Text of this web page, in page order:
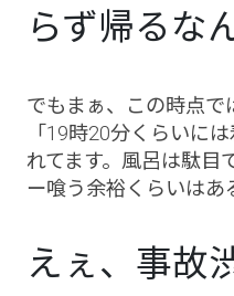
らず帰るな
でもまぁ、この時点で
「19時20分くらいに
れてます。風呂は駄目
ー喰う余裕くらいはあ
えぇ、事故